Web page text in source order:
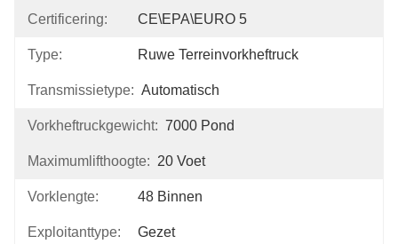
Certificering: CE\EPA\EURO 5
Type: Ruwe Terreinvorkheftruck
Transmissietype: Automatisch
Vorkheftruckgewicht: 7000 Pond
Maximumlifthoogte: 20 Voet
Vorklengte: 48 Binnen
Exploitanttype: Gezet